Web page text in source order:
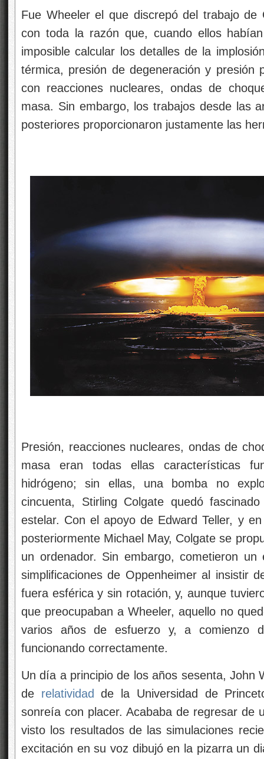
Fue Wheeler el que discrepó del trabajo de
con toda la razón que, cuando ellos
imposible calcular los detalles de la
térmica, presión de degeneración y presión
con reacciones nucleares, ondas de
masa. Sin embargo, los trabajos desde las
posteriores proporcionaron justamente las
Presión, reacciones nucleares, ondas de
masa eran todas ellas características
hidrógeno; sin ellas, una bomba no
cincuenta, Stirling Colgate quedó
estelar. Con el apoyo de Edward Teller, y
posteriormente Michael May, Colgate se
un ordenador. Sin embargo, cometieron
simplificaciones de Oppenheimer al insistir
fuera esférica y sin rotación, y, aunque
que preocupaban a Wheeler, aquello no
varios años de esfuerzo y, a comienzo
funcionando correctamente.
Un día a principio de los años sesenta, John
de relatividad
de la Universidad de
sonreía con placer. Acababa de regresar de
visto los resultados de las simulaciones
excitación en su voz dibujó en la pizarra un